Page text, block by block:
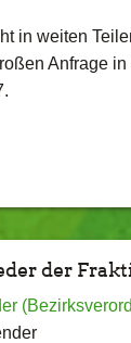
in weiten
Anfrage
der